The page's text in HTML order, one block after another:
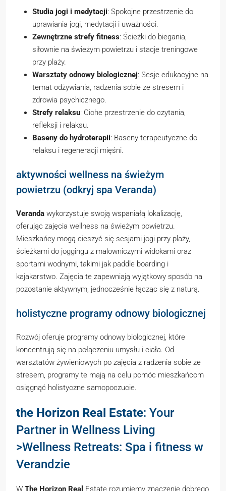
Studia jogi i medytacji: Spokojne przestrzenie do
uprawiania jogi, medytacji i uważności.
Zewnętrzne strefy fitness: Ścieżki do biegania,
siłownie na świeżym powietrzu i stacje treningowe
przy plaży.
Warsztaty odnowy biologicznej: Sesje edukacyjne na
temat odżywiania, radzenia sobie ze stresem i
zdrowia psychicznego.
Strefy relaksu: Ciche przestrzenie do czytania,
refleksji i relaksu.
Baseny do hydroterapii: Baseny terapeutyczne do
relaksu i regeneracji mięśni.
aktywności wellness na świeżym
powietrzu (odkryj spa Veranda)
Veranda wykorzystuje swoją wspaniałą lokalizację,
oferując zajęcia wellness na świeżym powietrzu.
Mieszkańcy mogą cieszyć się sesjami jogi przy plaży,
ścieżkami do joggingu z malowniczymi widokami oraz
sportami wodnymi, takimi jak paddle boarding i
kajakarstwo. Zajęcia te zapewniają wyjątkowy sposób na
pozostanie aktywnym, jednocześnie łącząc się z naturą.
holistyczne programy odnowy biologicznej
Rozwój oferuje programy odnowy biologicznej, które
koncentrują się na połączeniu umysłu i ciała. Od
warsztatów żywieniowych po zajęcia z radzenia sobie ze
stresem, programy te mają na celu pomóc mieszkańcom
osiągnąć holistyczne samopoczucie.
the Horizon Real Estate: Your
Partner in Wellness Living
>Wellness Retreats: Spa i fitness w
Verandzie
W The Horizon Real Estate rozumiemy znaczenie dobrego